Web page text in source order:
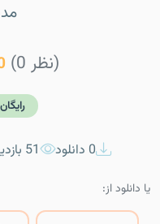
(0 نظر)
رایگان
0 دانلود 51 بازدید
یا دانلود از: